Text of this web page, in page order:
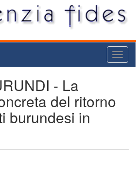
- La
del ritorno
burundesi in